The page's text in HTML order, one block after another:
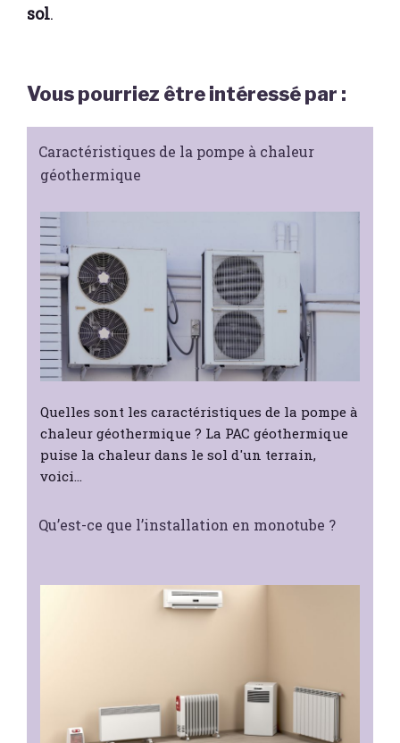
sol.
Vous pourriez être intéressé par :
Caractéristiques de la pompe à chaleur
géothermique
Quelles sont les caractéristiques de la pompe à
chaleur géothermique ? La PAC géothermique
puise la chaleur dans le sol d'un terrain,
voici…
Qu’est-ce que l’installation en monotube ?